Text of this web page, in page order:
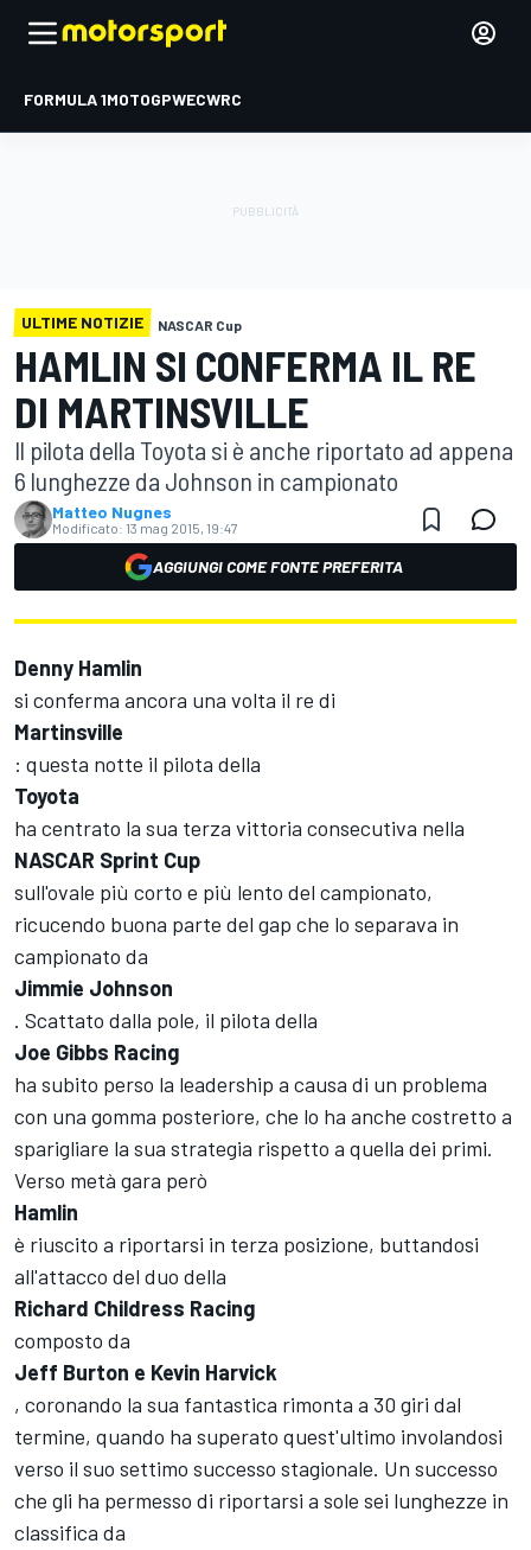
FORMULA 1MOTOGPWECWRC
ULTIME NOTIZIE NASCAR Cup
HAMLIN SI CONFERMA IL RE
DI MARTINSVILLE
Il pilota della Toyota si è anche riportato ad appena
6 lunghezze da Johnson in campionato
Matteo Nugnes
Modificato: 13 mag 2015, 19:47
AGGIUNGI COME FONTE PREFERITA
Denny Hamlin
si conferma ancora una volta il re di
Martinsville
: questa notte il pilota della
Toyota
ha centrato la sua terza vittoria consecutiva nella
NASCAR Sprint Cup
sull'ovale più corto e più lento del campionato,
ricucendo buona parte del gap che lo separava in
campionato da
Jimmie Johnson
. Scattato dalla pole, il pilota della
Joe Gibbs Racing
ha subito perso la leadership a causa di un problema
con una gomma posteriore, che lo ha anche costretto a
sparigliare la sua strategia rispetto a quella dei primi.
Verso metà gara però
Hamlin
è riuscito a riportarsi in terza posizione, buttandosi
all'attacco del duo della
Richard Childress Racing
composto da
Jeff Burton e Kevin Harvick
, coronando la sua fantastica rimonta a 30 giri dal
termine, quando ha superato quest'ultimo involandosi
verso il suo settimo successo stagionale. Un successo
che gli ha permesso di riportarsi a sole sei lunghezze in
classifica da